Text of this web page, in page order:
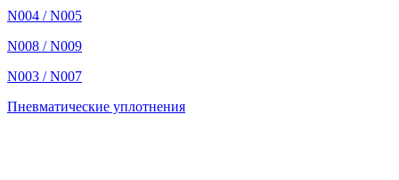
N004 / N005
N008 / N009
N003 / N007
Пневматические уплотнения